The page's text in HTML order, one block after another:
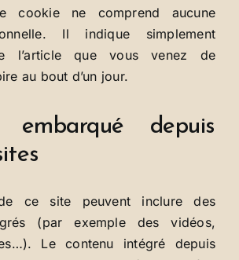
cookie ne comprend aucune
Il indique simplement
l’article que vous venez de
au bout d’un jour.
embarqué depuis
ce site peuvent inclure des
(par exemple des vidéos,
Le contenu intégré depuis